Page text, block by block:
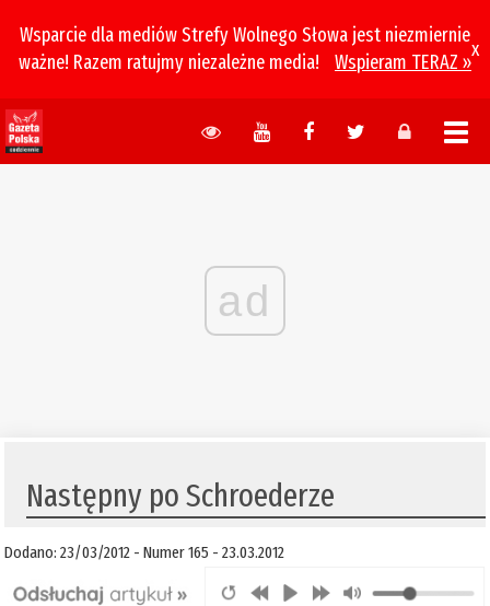
Wsparcie dla mediów Strefy Wolnego Słowa jest niezmiernie
ważne! Razem ratujmy niezależne media!
Wspieram TERAZ »
x
ad
Następny po Schroederze
Dodano: 23/03/2012 - Numer 165 - 23.03.2012